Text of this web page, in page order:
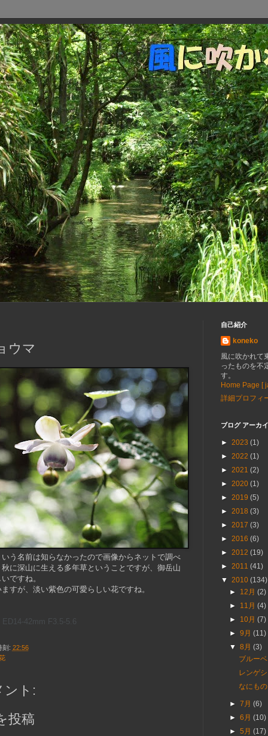
ウマ
う名前は知らなかったので画像からネットで調べ
に深山に生える多年草ということですが、御岳山
ですね。
すが、淡い紫色の可愛らしい花ですね。
42mm F3.5-5.6
刻: 22:56
ント:
投稿
自己紹介
koneko
風に吹かれて
ったものを不
す。
Home Page [
詳細プロフィ
ブログ アーカ
► 2023 (1)
► 2022 (1)
► 2021 (2)
► 2020 (1)
► 2019 (5)
► 2018 (3)
► 2017 (3)
► 2016 (6)
► 2012 (19)
► 2011 (41)
▼ 2010 (134)
► 12月(2)
► 11月(4)
► 10月(7)
►9月(11)
▼8月(3)
ブルー
レンゲ
なにもの
►7月(6)
►6月(10)
►5月(17)